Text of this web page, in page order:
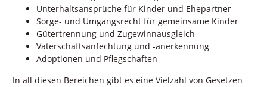
Unterhaltsansprüche für Kinder und Ehepartner
Sorge- und Umgangsrecht für gemeinsame Kinder
Gütertrennung und Zugewinnausgleich
Vaterschaftsanfechtung und -anerkennung
Adoptionen und Pflegschaften
In all diesen Bereichen gibt es eine Vielzahl von Gesetzen